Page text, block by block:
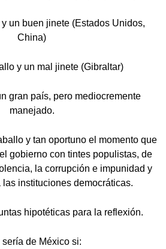
un buen jinete (Estados Unidos,
China)
y un mal jinete (Gibraltar)
gran país, pero mediocremente
manejado.
y tan oportuno el momento que
gobierno con tintes populistas, de
la corrupción e impunidad y
instituciones democráticas.
hipotéticas para la reflexión.
sería de México si: